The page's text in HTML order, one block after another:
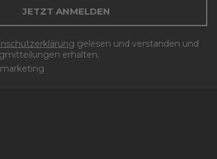
JETZT ANMELDEN
gelesen und verstanden und
erhalten.